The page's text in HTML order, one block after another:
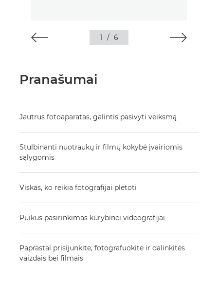
1 / 6
Pranašumai
Jautrus fotoaparatas, galintis pasivyti veiksmą
Stulbinanti nuotraukų ir filmų kokybė įvairiomis
sąlygomis
Viskas, ko reikia fotografijai plėtoti
Puikus pasirinkimas kūrybinei videografijai
Paprastai prisijunkite, fotografuokite ir dalinkitės
vaizdais bei filmais